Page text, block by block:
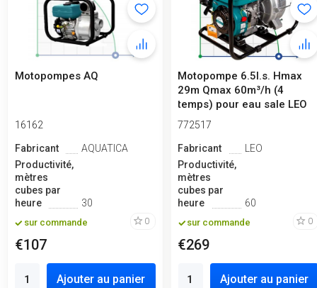
Motopompes AQ
16162
Fabricant
AQUATICA
Productivité,
mètres
cubes par
heure
30
sur commande 0
€107
Ajouter au panier
Motopompe 6.5l.s. Hmax
29m Qmax 60m³/h (4
temps) pour eau sale LEO
(772517)
772517
Fabricant
LEO
Productivité,
mètres
cubes par
heure
60
sur commande 0
€269
Ajouter au panier